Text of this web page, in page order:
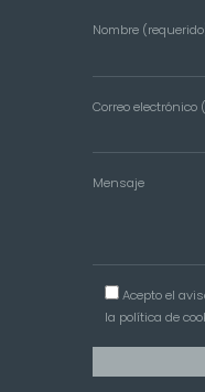
Nombre
Correo electrónico
Mensaje
Acepto el
la política de